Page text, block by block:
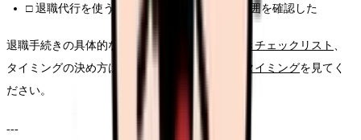
□ 退職代行を使う場合は、運営主体と交渉範囲を確認した
退職手続きの具体的な流れは看護師の退職手続きチェックリスト
タイミングの決め方は
看護師が退職するベストタイミングを見てく
ださい。
---